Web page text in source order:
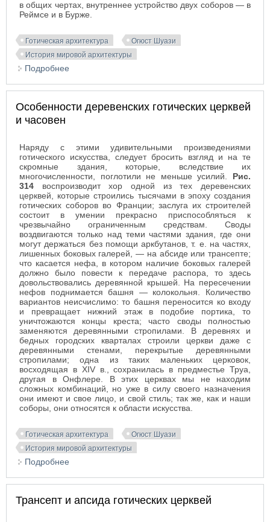
в общих чертах, внутреннее устройство двух соборов — в
Реймсе и в Бурже.
Готическая архитектура
Огюст Шуази
История мировой архитектуры
Подробнее
Особенности деревенских готических церквей
и часовен
Наряду с этими удивительными произведениями
готического искусства, следует бросить взгляд и на те
скромные здания, которые, вследствие их
многочисленности, поглотили не меньше усилий. Рис.
314 воспроизводит хор одной из тех деревенских
церквей, которые строились тысячами в эпоху создания
готических соборов во Франции; заслуга их строителей
состоит в умении прекрасно приспособляться к
чрезвычайно ограниченным средствам. Своды
воздвигаются только над теми частями здания, где они
могут держаться без помощи аркбутанов, т. е. на частях,
лишенных боковых галерей, — на абсиде или трансепте;
что касается нефа, в котором наличие боковых галерей
должно было повести к передаче распора, то здесь
довольствовались деревянной крышей. На пересечении
нефов поднимается башня — колокольня. Количество
вариантов неисчислимо: то башня переносится ко входу
и превращает нижний этаж в подобие портика, то
уничтожаются концы креста; часто своды полностью
заменяются деревянными стропилами. В деревнях и
бедных городских кварталах строили церкви даже с
деревянными стенами, перекрытые деревянными
стропилами; одна из таких маленьких церковок,
восходящая в XIV в., сохранилась в предместье Труа,
другая в Онфлере. В этих церквах мы не находим
сложных комбинаций, но уже в силу своего назначения
они имеют и свое лицо, и свой стиль; так же, как и наши
соборы, они относятся к области искусства.
Готическая архитектура
Огюст Шуази
История мировой архитектуры
Подробнее
Трансепт и апсида готических церквей